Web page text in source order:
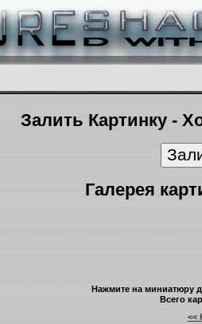
Залить Картинку -
Галерея
Нажмите на миниатюру
Всего
<<